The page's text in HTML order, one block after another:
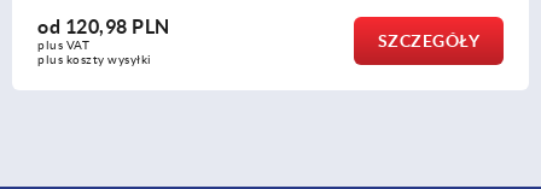
od 120,98 PLN
plus VAT
plus koszty wysyłki
SZCZEGÓŁY